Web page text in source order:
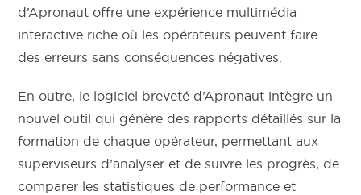
d’Apronaut offre une expérience multimédia
interactive riche où les opérateurs peuvent faire
des erreurs sans conséquences négatives.
En outre, le logiciel breveté d’Apronaut intègre un
nouvel outil qui génère des rapports détaillés sur la
formation de chaque opérateur, permettant aux
superviseurs d’analyser et de suivre les progrès, de
comparer les statistiques de performance et